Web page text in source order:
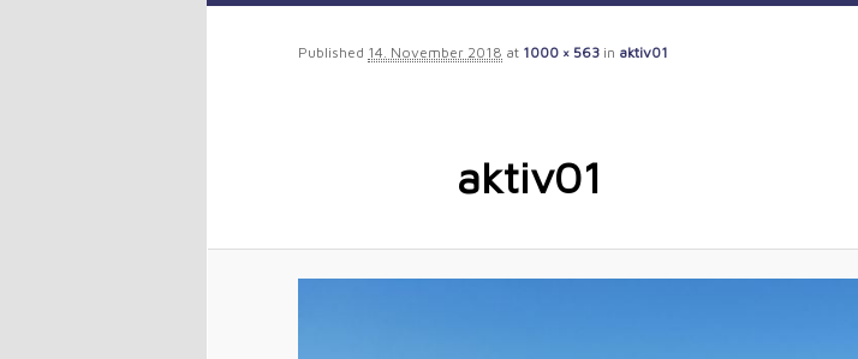
aktiv01
Published 14. November 2018 at 1000 × 563 in aktiv01